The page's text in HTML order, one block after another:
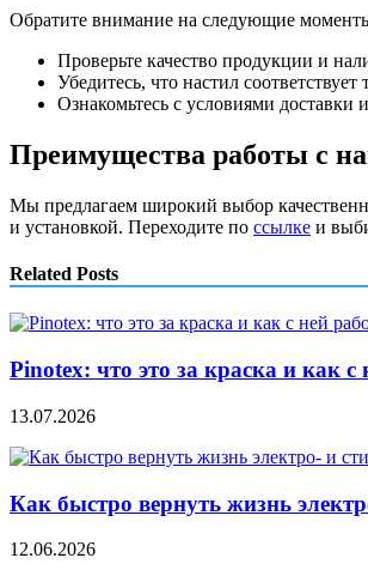
Обратите внимание на следующие
Проверьте качество продукции и
Убедитесь, что настил
Ознакомьтесь с условиями доставки
Преимущества работы с
Мы предлагаем широкий выбор
и установкой. Переходите по ссылке и
Related Posts
Pinotex: что это за краска и как с
13.07.2026
Как быстро вернуть жизнь
12.06.2026